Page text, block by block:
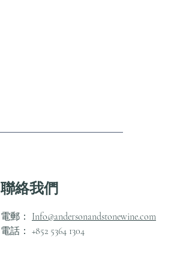
聯絡我們
電郵： Info@andersonandstonewine.com
電話： +852 5364 1304